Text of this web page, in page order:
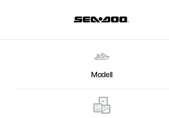
Modell